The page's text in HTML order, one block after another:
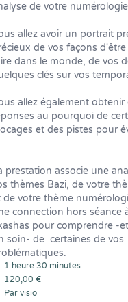
1 heure 30 minutes
120,00 €
Par visio
de votre
allez avoir un portrait
de vos façons
dans le monde, de vos
clés sur vos
allez également obtenir
au pourquoi de
et des pistes pour
prestation associe une
thèmes Bazi, de votre
de votre thème
connection hors séance
pour comprendre -
soin- de  certaines de vos